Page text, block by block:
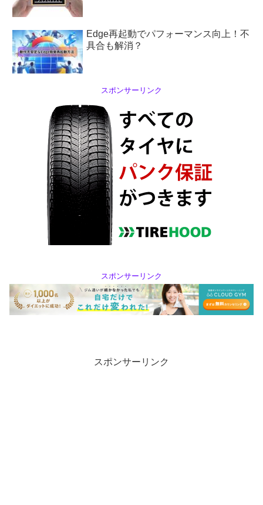
Edge再起動でパフォーマンス向上！不
具合も解消？
スポンサーリンク
スポンサーリンク
スポンサーリンク